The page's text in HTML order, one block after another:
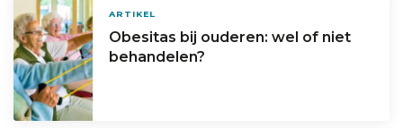
ARTIKEL
Obesitas bij ouderen: wel of niet
behandelen?